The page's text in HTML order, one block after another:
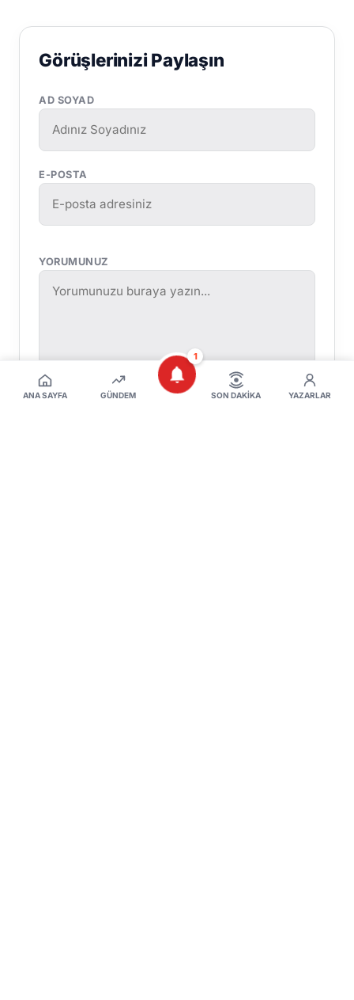
ANA SAYFA GÜNDEM
1
SON DAKIKA YAZARLAR
Görüşlerinizi Paylaşın
AD SOYAD
E-POSTA
YORUMUNUZ